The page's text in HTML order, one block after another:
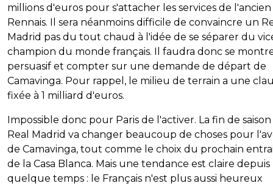
millions d'euros pour s'attacher les services de l'ancien
Rennais. Il sera néanmoins difficile de convaincre un
Madrid pas du tout chaud à l'idée de se séparer du
champion du monde français. Il faudra donc se
persuasif et compter sur une demande de départ de
Camavinga. Pour rappel, le milieu de terrain a une
fixée à 1 milliard d'euros.
Impossible donc pour Paris de l'activer. La fin de
Real Madrid va changer beaucoup de choses pour
de Camavinga, tout comme le choix du prochain
de la Casa Blanca. Mais une tendance est claire depuis
quelque temps : le Français n'est plus aussi heureux